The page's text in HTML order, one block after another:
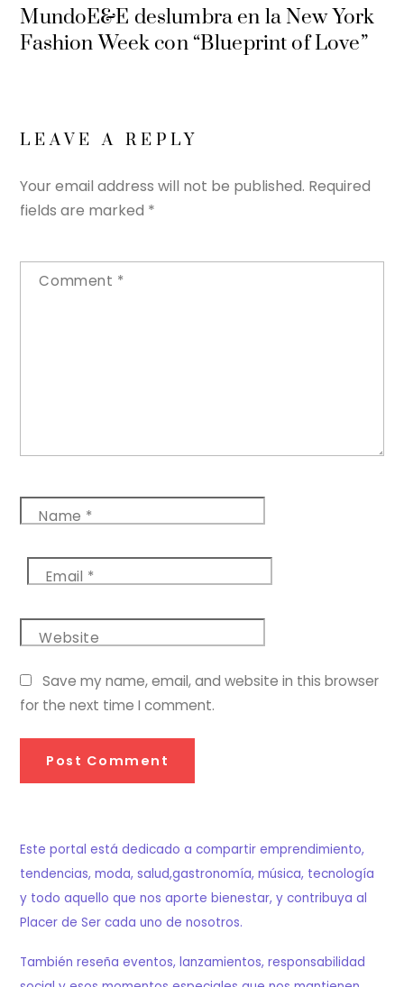
MundoE&E deslumbra en la New York
Fashion Week con “Blueprint of Love”
LEAVE A REPLY
Your email address will not be published. Required
fields are marked *
Comment *
Name *
Email *
Website
Save my name, email, and website in this browser
for the next time I comment.
Este portal está dedicado a compartir emprendimiento,
tendencias, moda, salud,gastronomía, música, tecnología
y todo aquello que nos aporte bienestar, y contribuya al
Placer de Ser cada uno de nosotros.
También reseña eventos, lanzamientos, responsabilidad